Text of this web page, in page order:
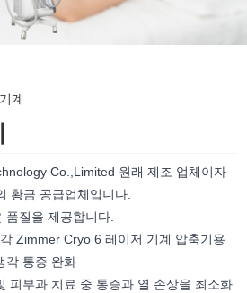
계
Co.,Limited 원래 제조 업체이자
황금 공급업체입니다.
질을 제공합니다.
Zimmer Cryo 6 레이저 기계 압축기용
각 통증 완화
피부과 치료 중 통증과 열 손상을 최소화